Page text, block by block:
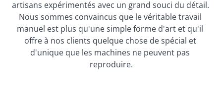
artisans expérimentés avec un grand souci du détail.
Nous sommes convaincus que le véritable travail
manuel est plus qu'une simple forme d'art et qu'il
offre à nos clients quelque chose de spécial et
d'unique que les machines ne peuvent pas
reproduire.